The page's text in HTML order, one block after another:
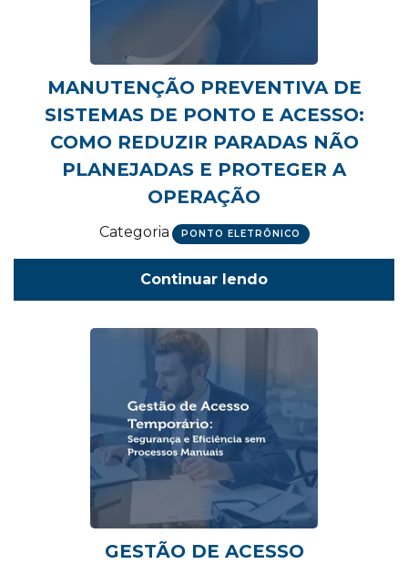
MANUTENÇÃO PREVENTIVA DE
SISTEMAS DE PONTO E ACESSO:
COMO REDUZIR PARADAS NÃO
PLANEJADAS E PROTEGER A
OPERAÇÃO
Categoria PONTO ELETRÔNICO
Continuar lendo
GESTÃO DE ACESSO